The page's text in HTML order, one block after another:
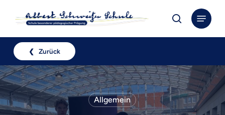
content
search
Menu
❮ Zurück
Allgemein
Close